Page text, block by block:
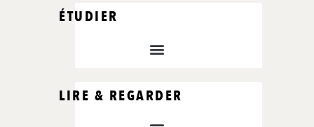
ÉTUDIER
LIRE & REGARDER